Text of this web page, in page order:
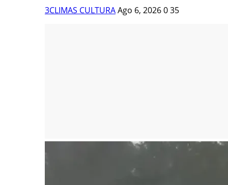
3CLIMAS CULTURAAgo 6, 2026035